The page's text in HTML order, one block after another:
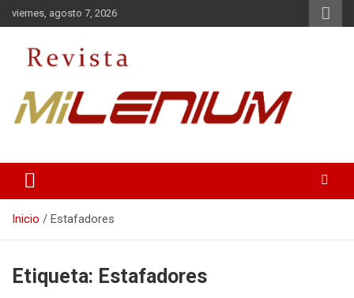
Saltar
al
viernes, agosto 7, 2026
Inicio Estafadores
Etiqueta: Estafadores